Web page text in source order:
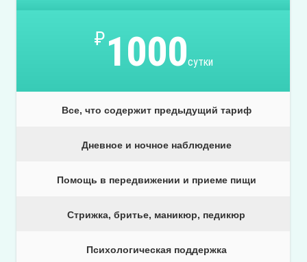
₽1000сутки
Все, что содержит предыдущий тариф
Дневное и ночное наблюдение
Помощь в передвижении и приеме пищи
Стрижка, бритье, маникюр, педикюр
Психологическая поддержка